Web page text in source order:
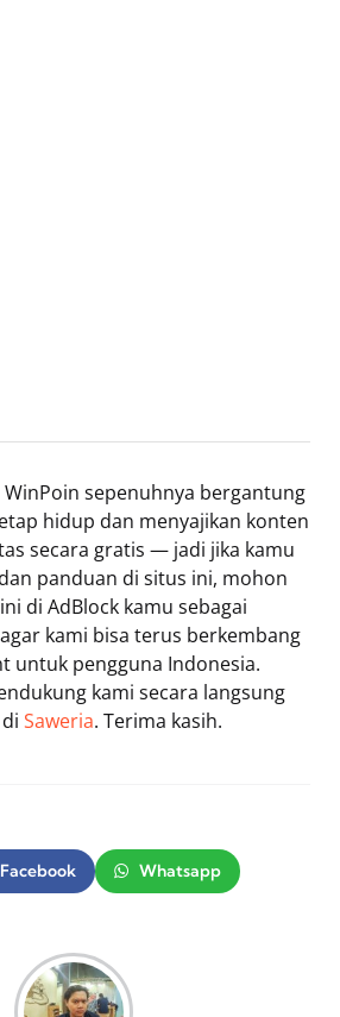
WinPoin sepenuhnya bergantung
hidup dan menyajikan konten
secara gratis — jadi jika kamu
panduan di situs ini, mohon
di AdBlock kamu sebagai
kami bisa terus berkembang
untuk pengguna Indonesia.
kami secara langsung
Saweria. Terima kasih.
Facebook Whatsapp